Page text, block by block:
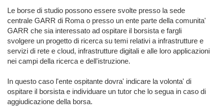
Le borse di studio possono essere svolte presso la sede
centrale GARR di Roma o presso un ente parte della comunita'
GARR che sia interessato ad ospitare il borsista e fargli
svolgere un progetto di ricerca su temi relativi a infrastrutture e
servizi di rete e cloud, infrastrutture digitali e alle loro applicazioni
nei campi della ricerca e dell'istruzione.
In questo caso l'ente ospitante dovra' indicare la volonta' di
ospitare il borsista e individuare un tutor che lo segua in caso di
aggiudicazione della borsa.